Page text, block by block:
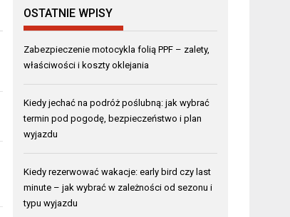
OSTATNIE WPISY
Zabezpieczenie motocykla folią PPF – zalety,
właściwości i koszty oklejania
Kiedy jechać na podróż poślubną: jak wybrać
termin pod pogodę, bezpieczeństwo i plan
wyjazdu
Kiedy rezerwować wakacje: early bird czy last
minute – jak wybrać w zależności od sezonu i
typu wyjazdu